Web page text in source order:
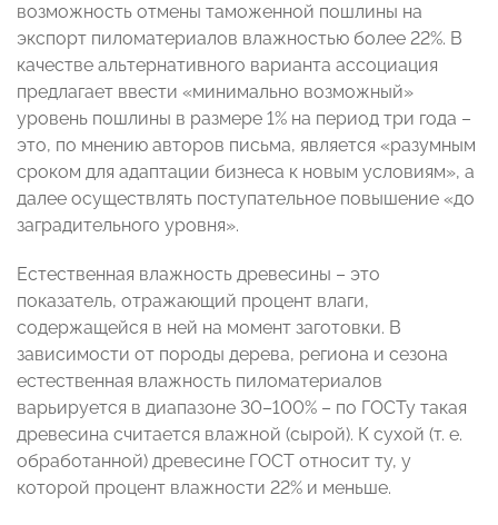
возможность отмены таможенной пошлины на
экспорт пиломатериалов влажностью более 22%. В
качестве альтернативного варианта ассоциация
предлагает ввести «минимально возможный»
уровень пошлины в размере 1% на период три года –
это, по мнению авторов письма, является «разумным
сроком для адаптации бизнеса к новым условиям», а
далее осуществлять поступательное повышение «до
заградительного уровня».
Естественная влажность древесины – это
показатель, отражающий процент влаги,
содержащейся в ней на момент заготовки. В
зависимости от породы дерева, региона и сезона
естественная влажность пиломатериалов
варьируется в диапазоне 30–100% – по ГОСТу такая
древесина считается влажной (сырой). К сухой (т. е.
обработанной) древесине ГОСТ относит ту, у
которой процент влажности 22% и меньше.